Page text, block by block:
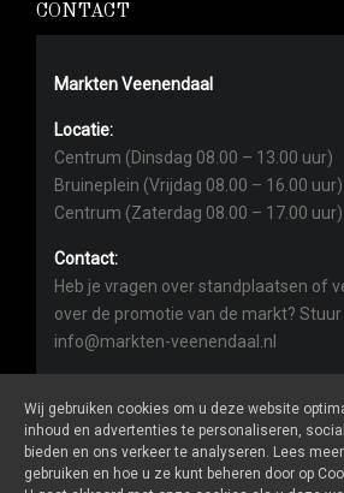
CONTACT
Markten Veenendaal
Locatie:
Centrum (Dinsdag 08.00 – 13.00 uur)
Bruineplein (Vrijdag 08.00 – 16.00 uur)
Centrum (Zaterdag 08.00 – 17.00 uur)
Contact:
Heb je vragen over standplaatsen of
over de promotie van de markt?
info@markten-veenendaal.nl
Wij gebruiken cookies om u deze website
inhoud en advertenties te personaliseren,
bieden en ons verkeer te analyseren. Lees
gebruiken en hoe u ze kunt beheren door op